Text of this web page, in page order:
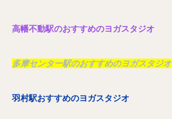
高幡不動駅のおすすめのヨガスタジオ
多摩センター駅のおすすめのヨガスタジオ
羽村駅おすすめのヨガスタジオ